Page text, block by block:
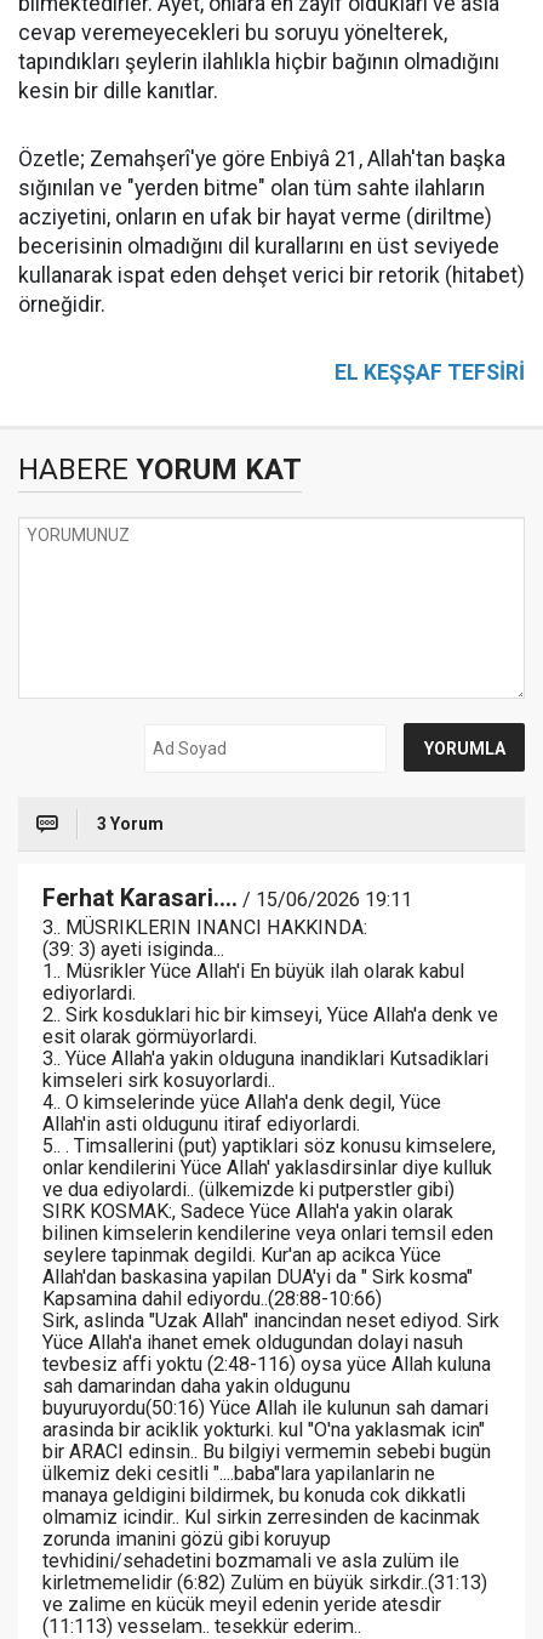
cevap veremeyecekleri bu soruyu yönelterek,
tapındıkları şeylerin ilahlıkla hiçbir bağının olmadığını
kesin bir dille kanıtlar.
Özetle; Zemahşerî'ye göre Enbiyâ 21, Allah'tan başka
sığınılan ve "yerden bitme" olan tüm sahte ilahların
acziyetini, onların en ufak bir hayat verme (diriltme)
becerisinin olmadığını dil kurallarını en üst seviyede
kullanarak ispat eden dehşet verici bir retorik (hitabet)
örneğidir.
EL KEŞŞAF TEFSİRİ
HABERE YORUM KAT
3 Yorum
Ferhat Karasari.... / 15/06/2026 19:11
3.. MÜSRIKLERIN INANCI HAKKINDA:
(39: 3) ayeti isiginda...
1.. Müsrikler Yüce Allah'i En büyük ilah olarak kabul
ediyorlardi.
2.. Sirk kosduklari hic bir kimseyi, Yüce Allah'a denk ve
esit olarak görmüyorlardi.
3.. Yüce Allah'a yakin olduguna inandiklari Kutsadiklari
kimseleri sirk kosuyorlardi..
4.. O kimselerinde yüce Allah'a denk degil, Yüce
Allah'in asti oldugunu itiraf ediyorlardi.
5.. . Timsallerini (put) yaptiklari söz konusu kimselere,
onlar kendilerini Yüce Allah' yaklasdirsinlar diye kulluk
ve dua ediyolardi.. (ülkemizde ki putperstler gibi)
SIRK KOSMAK:, Sadece Yüce Allah'a yakin olarak
bilinen kimselerin kendilerine veya onlari temsil eden
seylere tapinmak degildi. Kur'an ap acikca Yüce
Allah'dan baskasina yapilan DUA'yi da " Sirk kosma"
Kapsamina dahil ediyordu..(28:88-10:66)
Sirk, aslinda "Uzak Allah" inancindan neset ediyod. Sirk
Yüce Allah'a ihanet emek oldugundan dolayi nasuh
tevbesiz affi yoktu (2:48-116) oysa yüce Allah kuluna
sah damarindan daha yakin oldugunu
buyuruyordu(50:16) Yüce Allah ile kulunun sah damari
arasinda bir aciklik yokturki. kul "O'na yaklasmak icin"
bir ARACI edinsin.. Bu bilgiyi vermemin sebebi bugün
ülkemiz deki cesitli "....baba"lara yapilanlarin ne
manaya geldigini bildirmek, bu konuda cok dikkatli
olmamiz icindir.. Kul sirkin zerresinden de kacinmak
zorunda imanini gözü gibi koruyup
tevhidini/sehadetini bozmamali ve asla zulüm ile
kirletmemelidir (6:82) Zulüm en büyük sirkdir..(31:13)
ve zalime en kücük meyil edenin yeride atesdir
(11:113) vesselam.. tesekkür ederim..